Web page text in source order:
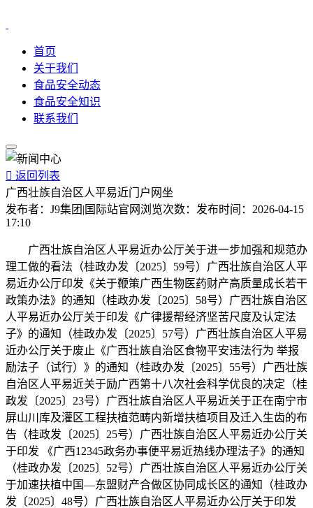
首页
关于我们
食品安全动态
食品安全知识
联系我们
 返回列表
广西壮族自治区人平易近门户网坐
发布者： J9集团|国际站官网 浏览次数： 发布时间： 2026-04-15
17:10
广西壮族自治区人平易近办公厅关于进一步加强和规范办
理工做的看法（桂政办发〔2025〕59号）广西壮族自治区人平
易近办公厅印发《关于鞭策广西生物医药财产高质量成长若干
政策办法》的通知（桂政办发〔2025〕58号）广西壮族自治区
人平易近办公厅关于印发《广律援帮经济坚苦尺度及认定法
子》的通知（桂政办发〔2025〕57号）广西壮族自治区人平易
近办公厅关于废止《广西壮族自治区食物平安违法行为 举报
励法子（试行）》的通知（桂政办发〔2025〕55号）广西壮族
自治区人平易近关于励广西第十八次社会科学优良的决定（桂
政发〔2025〕23号）广西壮族自治区人平易近关于正在南宁市
屏山川库及灌区工程扶植范畴内新增扶植项目及迁入生齿的布
告（桂政发〔2025〕25号）广西壮族自治区人平易近办公厅关
于印发 《广西12345政务办事便平易近热线办理法子》的通知
（桂政办发〔2025〕52号）广西壮族自治区人平易近办公厅关
于加速扶植中国—东盟财产合做区协同成长区的通知（桂政办
发〔2025〕48号）广西壮族自治区人平易近办公厅关于印发